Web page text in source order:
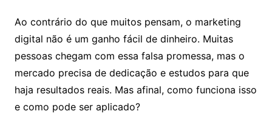
Ao contrário do que muitos pensam, o marketing
digital não é um ganho fácil de dinheiro. Muitas
pessoas chegam com essa falsa promessa, mas o
mercado precisa de dedicação e estudos para que
haja resultados reais. Mas afinal, como funciona isso
e como pode ser aplicado?